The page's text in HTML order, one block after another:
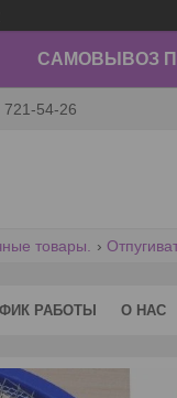
САМОВЫВОЗ
54-26
товары.
РАБОТЫ О НАС